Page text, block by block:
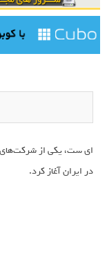
ای ست، یکی از شرکت‌های
در ایران آغاز کرد.